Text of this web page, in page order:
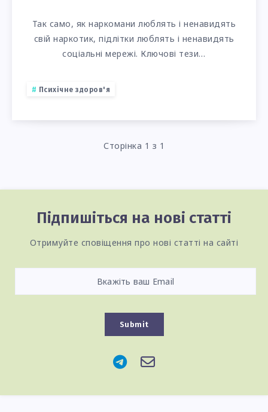
Так само, як наркомани люблять і ненавидять
свій наркотик, підлітки люблять і ненавидять
соціальні мережі. Ключові тези…
Психічне здоров'я
Сторінка 1 з 1
Підпишіться на нові статті
Отримуйте сповіщення про нові статті на сайті
Submit